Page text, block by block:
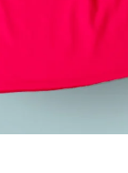
- ČIERNE